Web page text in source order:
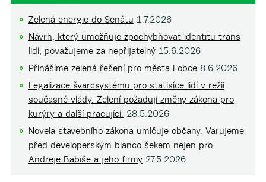
Zelená energie do Senátu 1.7.2026
Návrh, který umožňuje zpochybňovat identitu trans
lidí, považujeme za nepřijatelný 15.6.2026
Přinášíme zelená řešení pro města i obce 8.6.2026
Legalizace švarcsystému pro statisíce lidí v režii
současné vlády. Zelení požadují změny zákona pro
kurýry a další pracující. 28.5.2026
Novela stavebního zákona umlčuje občany. Varujeme
před developerským bianco šekem nejen pro
Andreje Babiše a jeho firmy 27.5.2026